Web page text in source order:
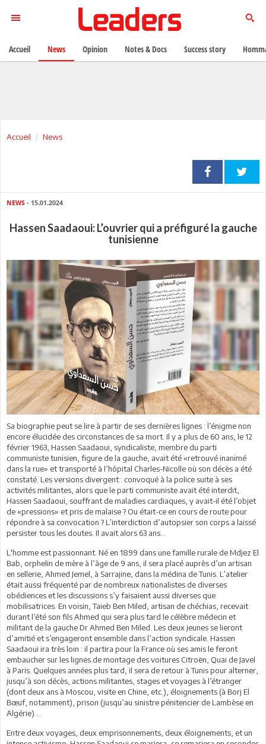
Accueil News
NEWS - 15.01.2024
Hassen Saadaoui: L’ouvrier qui a préfiguré la gauche
tunisienne
Sa biographie peut se lire à partir de ses dernières lignes : l’énigme non
encore élucidée des circonstances de sa mort. Il y a plus de 60 ans, le 12
février 1963, Hassen Saadaoui, syndicaliste, membre du parti
communiste tunisien, figure de la gauche, avait été «retrouvé inanimé
dans la rue» et transporté à l’hôpital Charles-Nicolle où son décès a été
constaté. Les versions divergent : convoqué à la police suite à ses
activités militantes, alors que le parti communiste avait été interdit,
Hassen Saadaoui, souffrant de maladies cardiaques, y avait-il été l’objet
de «pressions» et pris de malaise ? Ou était-ce en cours de route pour
répondre à sa convocation ? L’interdiction d’autopsier son corps a laissé
persister tous les doutes. Il avait alors 63 ans…
L'homme est passionnant. Né en 1899 dans une famille rurale de Mdjez El
Bab, orphelin de mère à l’âge de 9 ans, il sera placé auprès d’un artisan
en sellerie, Ahmed Jemel, à Sarrajine, dans la médina de Tunis. L’atelier
était aussi fréquenté par de nombreux nationalistes de diverses
obédiences et les discussions s’y faisaient aussi diverses que
mobilisatrices. En voisin, Taieb Ben Miled, artisan de chéchias, recevait
durant l’été son fils Ahmed qui sera plus tard le célèbre médecin et
militant de la gauche Dr Ahmed Ben Miled. Les deux jeunes se lieront
d’amitié et s’engageront ensemble dans l’action syndicale. Hassen
Saadaoui ira très loin : il partira pour la France où ses amis le feront
embaucher sur les lignes de montage des voitures Citroën, Quai de Javel
à Paris. Quelques années plus tard, il sera de retour à Tunis pour alterner,
jusqu’à son décès, actions militantes, stages et voyages à l’étranger
(dont deux ans à Moscou, visite en Chine, etc.), éloignements (à Borj El
Bœuf, notamment), prison (jusqu’au sinistre pénitencier de Lambèse en
Algérie)…
Entre deux voyages, deux emprisonnements, deux éloignements, et un
Accueil News Opinion Notes & Docs Success story